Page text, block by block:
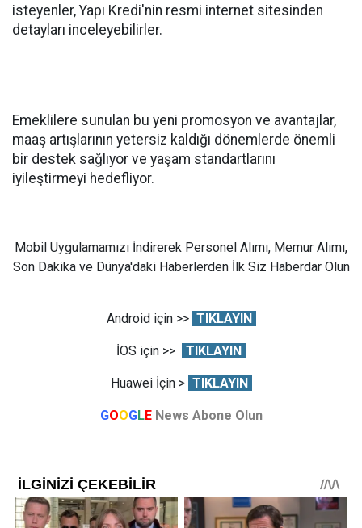
isteyenler, Yapı Kredi'nin resmi internet sitesinden
detayları inceleyebilirler.
Emeklilere sunulan bu yeni promosyon ve avantajlar,
maaş artışlarının yetersiz kaldığı dönemlerde önemli
bir destek sağlıyor ve yaşam standartlarını
iyileştirmeyi hedefliyor.
Mobil Uygulamamızı İndirerek Personel Alımı, Memur Alımı,
Son Dakika ve Dünya'daki Haberlerden İlk Siz Haberdar Olun
Android için >> TIKLAYIN
İOS için >> TIKLAYIN
Huawei İçin > TIKLAYIN
GOOGLE News Abone Olun